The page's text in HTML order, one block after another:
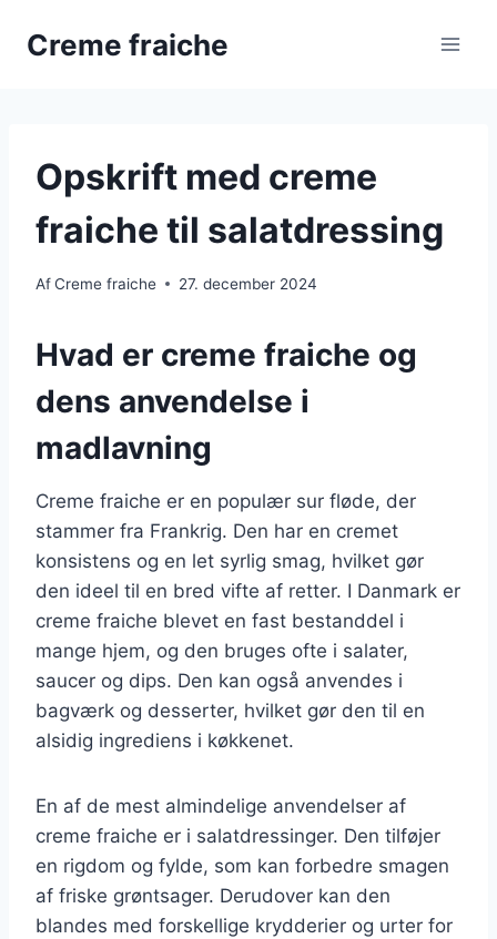
Creme fraiche
Opskrift med creme
fraiche til salatdressing
AfCreme fraiche 27. december 2024
Hvad er creme fraiche og
dens anvendelse i
madlavning
Creme fraiche er en populær sur fløde, der
stammer fra Frankrig. Den har en cremet
konsistens og en let syrlig smag, hvilket gør
den ideel til en bred vifte af retter. I Danmark er
creme fraiche blevet en fast bestanddel i
mange hjem, og den bruges ofte i salater,
saucer og dips. Den kan også anvendes i
bagværk og desserter, hvilket gør den til en
alsidig ingrediens i køkkenet.
En af de mest almindelige anvendelser af
creme fraiche er i salatdressinger. Den tilføjer
en rigdom og fylde, som kan forbedre smagen
af friske grøntsager. Derudover kan den
blandes med forskellige krydderier og urter for